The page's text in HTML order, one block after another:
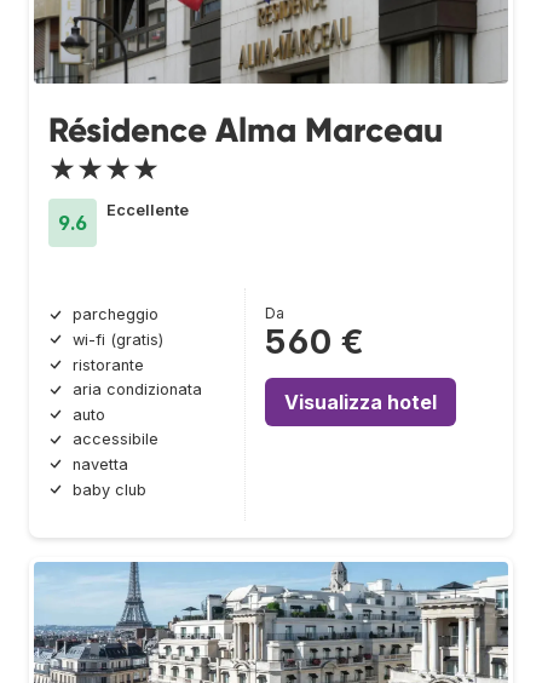
Résidence Alma Marceau
★★★★
9.6
Eccellente
parcheggio
wi-fi (gratis)
ristorante
aria condizionata
auto
accessibile
navetta
baby club
Da
560 €
Visualizza hotel